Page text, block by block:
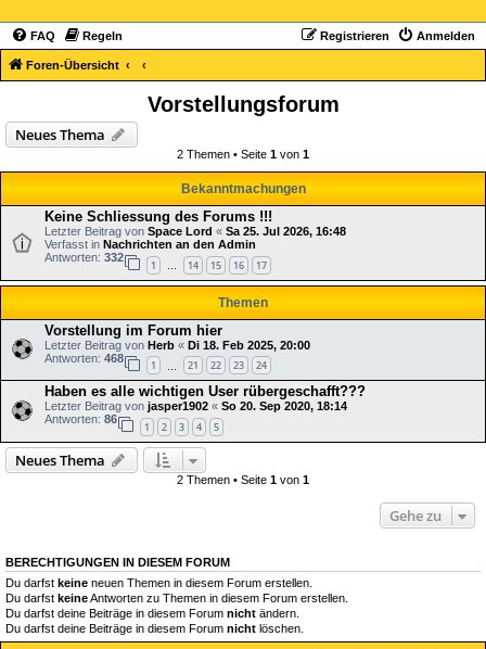
FAQ Regeln Anmelden
Registrieren
Foren-Übersicht
Vorstellungsforum
Neues Thema
2 Themen • Seite 1 von 1
Bekanntmachungen
Keine Schliessung des Forums !!!
Letzter Beitrag von Space Lord « Sa 25. Jul 2026, 16:48
Verfasst in Nachrichten an den Admin
Antworten: 332
1 … 14 15 16 17
Themen
Vorstellung im Forum hier
Letzter Beitrag von Herb « Di 18. Feb 2025, 20:00
Antworten: 468
1 21 22 23 24
Haben es alle wichtigen User rübergeschafft???
Letzter Beitrag von jasper1902 « So 20. Sep 2020, 18:14
Antworten: 86
1 2 3 4 5
Neues Thema
2 Themen • Seite 1 von 1
Gehe zu
BERECHTIGUNGEN IN DIESEM FORUM
Du darfst keine neuen Themen in diesem Forum erstellen.
Du darfst keineAntworten zu Themen in diesem Forum erstellen.
Du darfst deine Beiträge in diesem Forum nicht ändern.
Du darfst deine Beiträge in diesem Forum nicht löschen.